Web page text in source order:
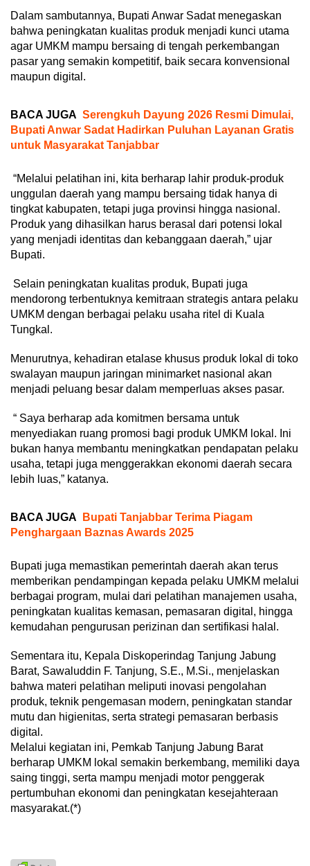
Dalam sambutannya, Bupati Anwar Sadat menegaskan
bahwa peningkatan kualitas produk menjadi kunci utama
agar UMKM mampu bersaing di tengah perkembangan
pasar yang semakin kompetitif, baik secara konvensional
maupun digital.
BACA JUGA Serengkuh Dayung 2026 Resmi Dimulai,
Bupati Anwar Sadat Hadirkan Puluhan Layanan Gratis
untuk Masyarakat Tanjabbar
“Melalui pelatihan ini, kita berharap lahir produk-produk
unggulan daerah yang mampu bersaing tidak hanya di
tingkat kabupaten, tetapi juga provinsi hingga nasional.
Produk yang dihasilkan harus berasal dari potensi lokal
yang menjadi identitas dan kebanggaan daerah,” ujar
Bupati.
Selain peningkatan kualitas produk, Bupati juga
mendorong terbentuknya kemitraan strategis antara pelaku
UMKM dengan berbagai pelaku usaha ritel di Kuala
Tungkal.
Menurutnya, kehadiran etalase khusus produk lokal di toko
swalayan maupun jaringan minimarket nasional akan
menjadi peluang besar dalam memperluas akses pasar.
“ Saya berharap ada komitmen bersama untuk
menyediakan ruang promosi bagi produk UMKM lokal. Ini
bukan hanya membantu meningkatkan pendapatan pelaku
usaha, tetapi juga menggerakkan ekonomi daerah secara
lebih luas,” katanya.
BACA JUGA
Bupati Tanjabbar Terima Piagam
Penghargaan Baznas Awards 2025
Bupati juga memastikan pemerintah daerah akan terus
memberikan pendampingan kepada pelaku UMKM melalui
berbagai program, mulai dari pelatihan manajemen usaha,
peningkatan kualitas kemasan, pemasaran digital, hingga
kemudahan pengurusan perizinan dan sertifikasi halal.
Sementara itu, Kepala Diskoperindag Tanjung Jabung
Barat, Sawaluddin F. Tanjung, S.E., M.Si., menjelaskan
bahwa materi pelatihan meliputi inovasi pengolahan
produk, teknik pengemasan modern, peningkatan standar
mutu dan higienitas, serta strategi pemasaran berbasis
digital.
Melalui kegiatan ini, Pemkab Tanjung Jabung Barat
berharap UMKM lokal semakin berkembang, memiliki daya
saing tinggi, serta mampu menjadi motor penggerak
pertumbuhan ekonomi dan peningkatan kesejahteraan
masyarakat.(*)